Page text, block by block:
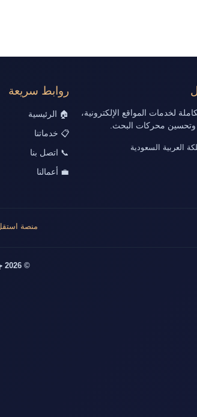
لخدمات المواقع الإلكترونية،
وتحسين محركات البحث.
العربية السعودية
روابط سريعة
🏠 الرئيسية
📋 خدماتنا
📞 اتصل بنا
💼 أعمالنا
منصة
© 2026 جميع الحقوق محفوظة | تصميم وتطوير بواسطة